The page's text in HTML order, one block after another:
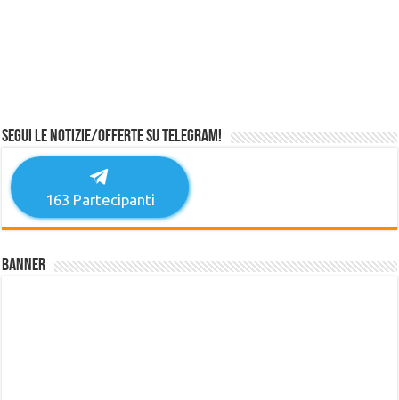
Segui le notizie/offerte su Telegram!
163 Partecipanti
Banner